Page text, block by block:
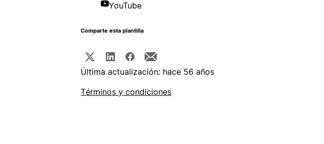
YouTube
Comparte esta plantilla
Última actualización: hace 56 años
Términos y condiciones